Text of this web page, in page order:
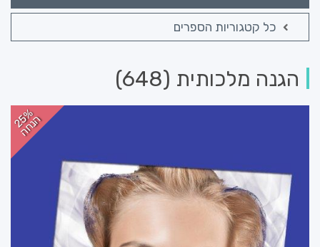
כל קטגוריות הספרים
הגנה מלכותית (648)
25%
הנחה